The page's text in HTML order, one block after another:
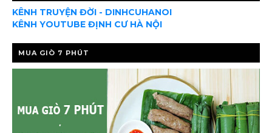
KÊNH TRUYỆN ĐỜI - DINHCUHANOI
KÊNH YOUTUBE ĐỊNH CƯ HÀ NỘI
MUA GIÒ 7 PHÚT